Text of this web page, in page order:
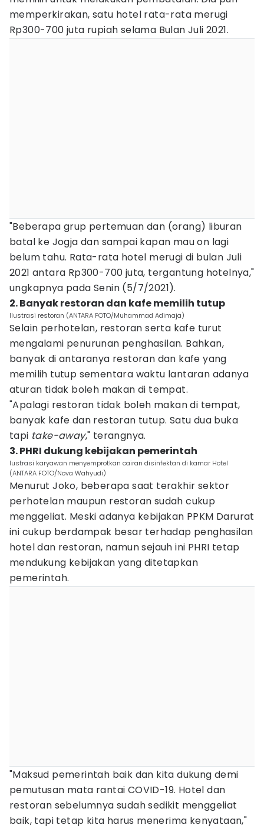
memperkirakan, satu hotel rata-rata merugi
Rp300-700 juta rupiah selama Bulan Juli 2021.
"Beberapa grup pertemuan dan (orang) liburan
batal ke Jogja dan sampai kapan mau on lagi
belum tahu. Rata-rata hotel merugi di bulan Juli
2021 antara Rp300-700 juta, tergantung hotelnya,"
ungkapnya pada Senin (5/7/2021).
2. Banyak restoran dan kafe memilih tutup
Ilustrasi restoran (ANTARA FOTO/Muhammad Adimaja)
Selain perhotelan, restoran serta kafe turut
mengalami penurunan penghasilan. Bahkan,
banyak di antaranya restoran dan kafe yang
memilih tutup sementara waktu lantaran adanya
aturan tidak boleh makan di tempat.
"Apalagi restoran tidak boleh makan di tempat,
banyak kafe dan restoran tutup. Satu dua buka
tapi take-away," terangnya.
3. PHRI dukung kebijakan pemerintah
Iustrasi karyawan menyemprotkan cairan disinfektan di kamar Hotel
(ANTARA FOTO/Nova Wahyudi)
Menurut Joko, beberapa saat terakhir sektor
perhotelan maupun restoran sudah cukup
menggeliat. Meski adanya kebijakan PPKM Darurat
ini cukup berdampak besar terhadap penghasilan
hotel dan restoran, namun sejauh ini PHRI tetap
mendukung kebijakan yang ditetapkan
pemerintah.
"Maksud pemerintah baik dan kita dukung demi
pemutusan mata rantai COVID-19. Hotel dan
restoran sebelumnya sudah sedikit menggeliat
baik, tapi tetap kita harus menerima kenyataan,"